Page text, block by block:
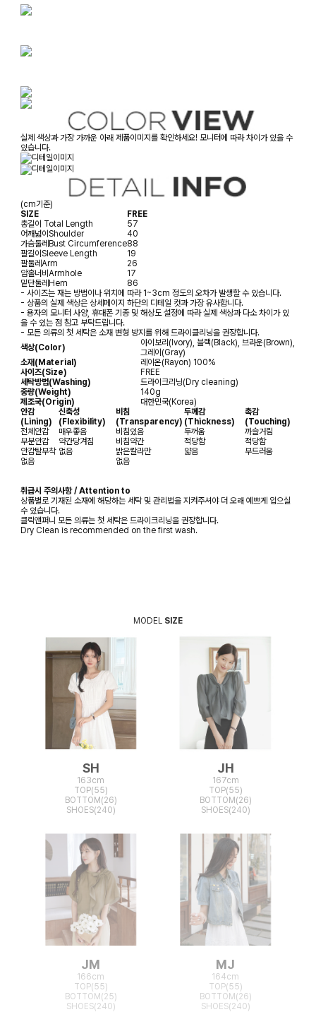
실제 색상과 가장 가까운 아래 제품이미지를 확인하세요! 모니터에 따라 차이가 있을 수
있습니다.
(cm기준)
SIZE
FREE
총길이 Total Length
57
어깨넓이Shoulder
40
가슴둘레Bust Circumference88
팔길이Sleeve Length
19
팔둘레Arm
26
암홀너비Armhole
17
밑단둘레Hem
86
- 사이즈는 재는 방법이나 위치에 따라 1~3cm 정도의 오차가 발생할 수 있습니다.
- 상품의 실제 색상은 상세페이지 하단의 디테일 컷과 가장 유사합니다.
- 용자의 모니터 사양, 휴대폰 기종 및 해상도 설정에 따라 실제 색상과 다소 차이가 있
을 수 있는 점 참고 부탁드립니다.
- 모든 의류의 첫 세탁은 소재 변형 방지를 위해 드라이클리닝을 권장합니다.
색상(Color)
아이보리(Ivory), 블랙(Black), 브라운(Brown),
그레이(Gray)
소재(Material)
레이온(Rayon) 100%
사이즈(Size)
FREE
세탁방법(Washing)
드라이크리닝(Dry cleaning)
중량(Weight)
140g
제조국(Origin)
대한민국(Korea)
안감
(Lining)
신축성
(Flexibility)
비침
(Transparency)
두께감
(Thickness)
촉감
(Touching)
전체안감
매우좋음 비침있음 두꺼움
까슬거림
부분안감
약간당겨짐 비침약간 적당함
적당함
안감탈부착 없음 밝은칼라만 얇음
부드러움
없음
없음
취급시 주의사항 / Attention to
상품별로 기재된 소재에 해당하는 세탁 및 관리법을 지켜주셔야 더 오래 예쁘게 입으실
수 있습니다.
클릭앤퍼니 모든 의류는 첫 세탁은 드라이크리닝을 권장합니다.
Dry Clean is recommended on the first wash.
MODEL SIZE
SH
163cm
TOP(55)
BOTTOM(26)
SHOES(240)
JH
167cm
TOP(55)
BOTTOM(26)
SHOES(240)
JM
166cm
TOP(55)
BOTTOM(25)
SHOES(240)
MJ
164cm
TOP(55)
BOTTOM(26)
SHOES(240)